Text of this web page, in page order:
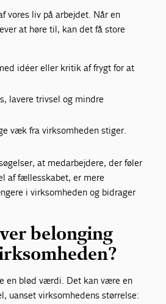
vores liv på arbejdet. Når en
at høre til, kan det få store
idéer eller kritik af frygt for at
lavere trivsel og mindre
væk fra virksomheden stiger.
at medarbejdere, der føler
af fællesskabet, er mere
i virksomheden og bidrager
belonging
en blød værdi. Det kan være en
uanset virksomhedens størrelse: